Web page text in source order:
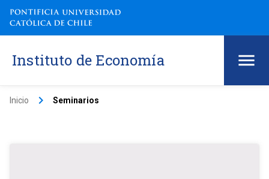
Instituto de Economía
Inicio keyboard_arrow_right Seminarios